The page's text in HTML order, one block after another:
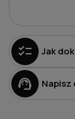
checklist Jak
support_agent Napisz